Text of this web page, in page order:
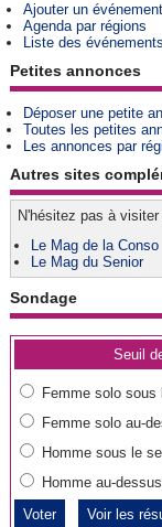
Ajouter un
Agenda par régions
Liste des événements
Petites annonces
Déposer une petite
Toutes les petites
Les annonces par
Autres sites
N'hésitez pas à
Le Mag de la Conso
Le Mag du Senior
Sondage
Seuil
Femme solo
Femme solo au-
Homme sous le
Homme au-
Voir les